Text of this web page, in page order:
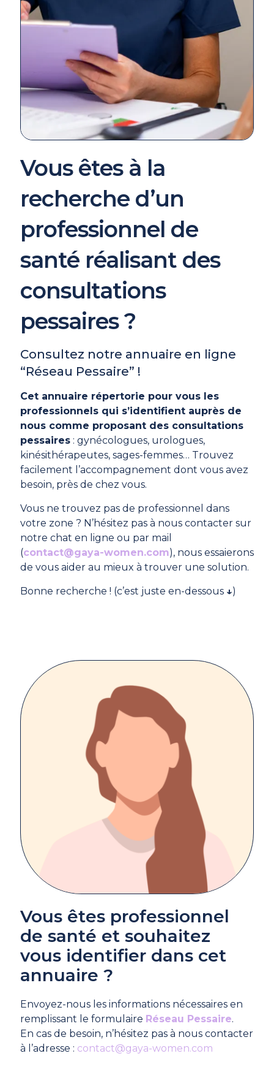
Vous êtes à la
recherche d’un
professionnel de
santé réalisant des
consultations
pessaires ?
Consultez notre annuaire en ligne
“Réseau Pessaire” !
Cet annuaire répertorie pour vous les
professionnels qui s’identifient auprès de
nous comme proposant des consultations
pessaires : gynécologues, urologues,
kinésithérapeutes, sages-femmes… Trouvez
facilement l’accompagnement dont vous avez
besoin, près de chez vous.
Vous ne trouvez pas de professionnel dans
votre zone ? N’hésitez pas à nous contacter sur
notre chat en ligne ou par mail
(contact@gaya-women.com), nous essaierons
de vous aider au mieux à trouver une solution.
Bonne recherche ! (c’est juste en-dessous ↓)
Vous êtes professionnel
de santé et souhaitez
vous identifier dans cet
annuaire ?
Envoyez-nous les informations nécessaires en
remplissant le formulaire Réseau Pessaire.
En cas de besoin, n’hésitez pas à nous contacter
à l’adresse : contact@gaya-women.com